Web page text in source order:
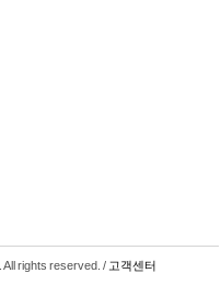
. All rights reserved. / 고객센터